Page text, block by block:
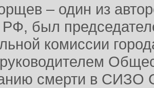
– один из
РФ, был
комиссии
смерти в СИЗО